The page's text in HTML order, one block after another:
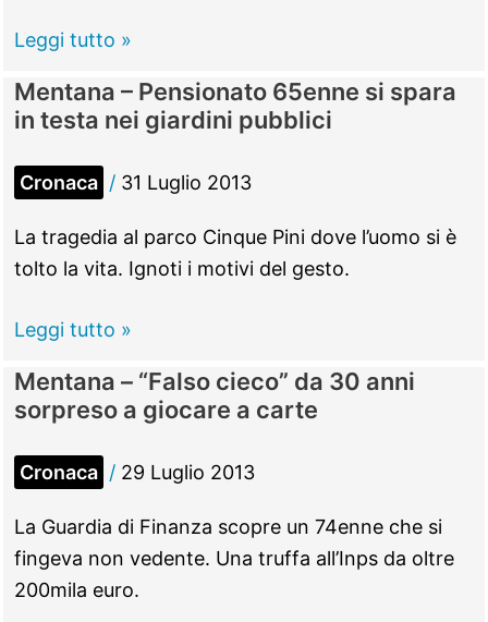
socialista”
Mentana
Dopo
cinque
anni
di
conti
in
le
del
Comune
sane
Leggi tutto »
Mentana – Pensionato 65enne si spara
in testa nei giardini pubblici
Cronaca / 31 Luglio 2013
La tragedia al parco Cinque Pini dove l’uomo si è
tolto la vita. Ignoti i motivi del gesto.
Mentana
Pensionato
65enne
si
spara
in
testa
nei
Leggi tutto »
Mentana – “Falso cieco” da 30 anni
sorpreso a giocare a carte
Cronaca / 29 Luglio 2013
La Guardia di Finanza scopre un 74enne che si
fingeva non vedente. Una truffa all’Inps da oltre
200mila euro.